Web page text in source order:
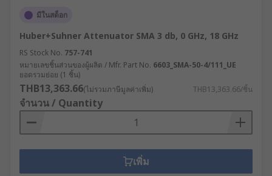
มีในสต็อก
Huber+Suhner Attenuator SMA 3 db, 0 GHz, 18 GHz
RS Stock No. 757-741
หมายเลขชิ้นส่วนของผู้ผลิต / Mfr. Part No. 6603_SMA-50-4/111_UE
ยอดรวมย่อย (1 ชิ้น)
THB13,363.66(ไม่รวมภาษีมูลค่าเพิ่ม) THB13,363.66/ชิ้น
จำนวน / Quantity
เพิ่ม